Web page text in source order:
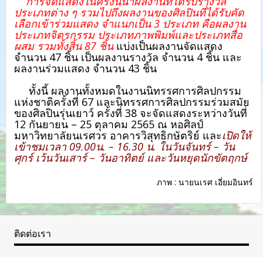
ประเภทต่าง ๆ รวมไปถึงผลงานของศิลปินที่ได้รับคัด
เลือกเข้าร่วมแสดง จำแนกเป็น 3 ประเภท คือผลงาน
ประเภทจิตรกรรม ประเภทภาพพิมพ์และประเภทสื่อ
ผสม รวมทั้งสิ้น 87 ชิ้นแบ่งเป็นผลงานจัดแสดง
จำนวน 47 ชิ้น เป็นผลงานรางวัล จำนวน 4 ชิ้น และ
ผลงานร่วมแสดง จำนวน 43 ชิ้น
ทั้งนี้ ผลงานทั้งหมดในงานนิทรรศการศิลปกรรม
แห่งชาติครั้งที่ 67 และนิทรรศการศิลปกรรมร่วมสมัย
ของศิลปินรุ่นเยาว์ ครั้งที่ 38 จะจัดแสดงระหว่างวันที่
12 กันยายน – 25 ตุลาคม 2565 ณ หอศิลป์
มหาวิทยาลัยนเรศวร อาคารวิสุทธิกษัตริย์ และเปิดให้
เข้าชมเวลา 09.00น. – 16.30 น. ในวันจันทร์ – วัน
ศุกร์ เว้นวันเสาร์ – วันอาทิตย์ และวันหยุดนักขัตฤกษ์
ภาพ : นายนเรศ เอี่ยมอินทร์
ติดต่อเรา